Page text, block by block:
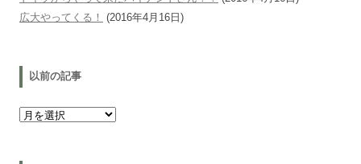
広大やってくる！
(2016年4月16日)
以前の記事
以前の記事